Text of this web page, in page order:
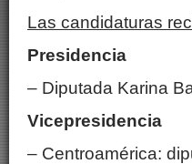
Las candidaturas
Presidencia
– Diputada Karina
Vicepresidencia
– Centroamérica: